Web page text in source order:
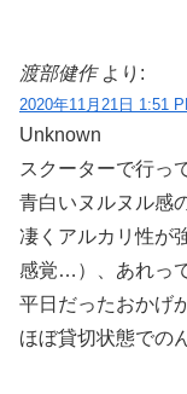
渡部健作 より:
2020年11月21日 1:51
Unknown
スクーターで行っ
青白いヌルヌル感
凄くアルカリ性が
感覚…）、あれっ
平日だったおかげ
ほぼ貸切状態での